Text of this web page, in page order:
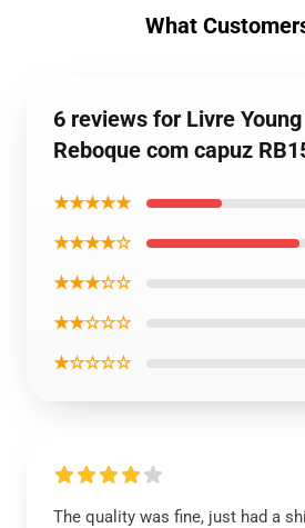
What
6 reviews for Livre
Reboque com capuz
★★★★★
★★★★☆
★★★☆☆
★★☆☆☆
★☆☆☆☆
The quality was fine, just had a